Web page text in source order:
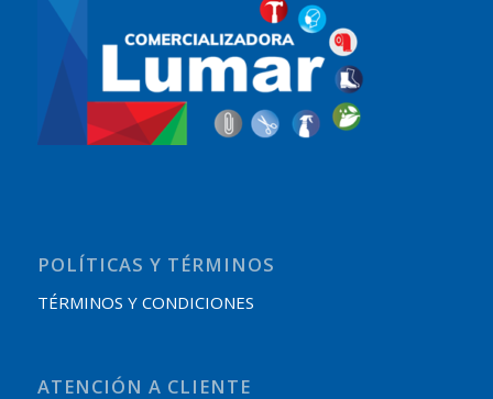
POLÍTICAS Y TÉRMINOS
TÉRMINOS Y CONDICIONES
ATENCIÓN A CLIENTE